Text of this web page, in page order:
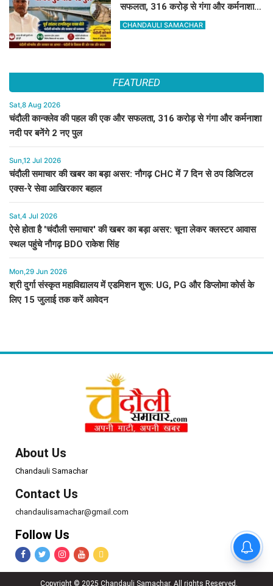
सफलता, 316 करोड़ से गंगा और कर्मनाशा
नदी पर बनेंगे 2 नए पुल
CHANDAULI SAMACHAR
FEATURED
Sat,8 Aug 2026
चंदौली कान्क्लेव की पहल की एक और सफलता, 316 करोड़ से गंगा और कर्मनाशा
नदी पर बनेंगे 2 नए पुल
Sun,12 Jul 2026
चंदौली समाचार की खबर का बड़ा असर: नौगढ़ CHC में 7 दिन से ठप डिजिटल
एक्स-रे सेवा आखिरकार बहाल
Sat,4 Jul 2026
ऐसे होता है 'चंदौली समाचार' की खबर का बड़ा असर: चूना लेकर क्लस्टर आवास
स्थल पहुंचे नौगढ़ BDO राकेश सिंह
Mon,29 Jun 2026
श्री दुर्गा संस्कृत महाविद्यालय में एडमिशन शुरू: UG, PG और डिप्लोमा कोर्स के
लिए 15 जुलाई तक करें आवेदन
About Us
Chandauli Samachar
Contact Us
chandaulisamachar@gmail.com
Follow Us
Copyright © 2025 Chandauli Samachar. All rights Reserved.